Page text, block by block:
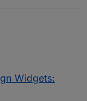
Widgets: